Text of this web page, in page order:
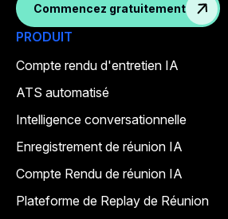
Commencez gratuitement
PRODUIT
Compte rendu d'entretien IA
ATS automatisé
Intelligence conversationnelle
Enregistrement de réunion IA
Compte Rendu de réunion IA
Plateforme de Replay de Réunion